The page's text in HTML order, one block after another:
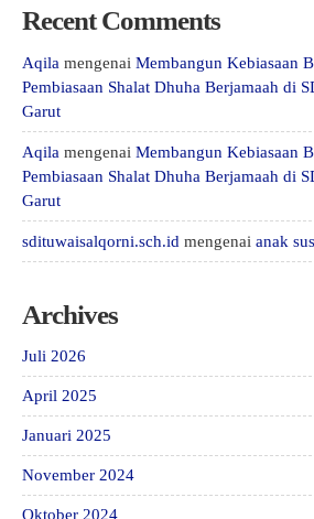
Recent Comments
Aqila mengenai Membangun Kebiasaan
Pembiasaan Shalat Dhuha Berjamaah di
Garut
Aqila mengenai Membangun Kebiasaan
Pembiasaan Shalat Dhuha Berjamaah di
Garut
sdituwaisalqorni.sch.id mengenai anak
Archives
Juli 2026
April 2025
Januari 2025
November 2024
Oktober 2024